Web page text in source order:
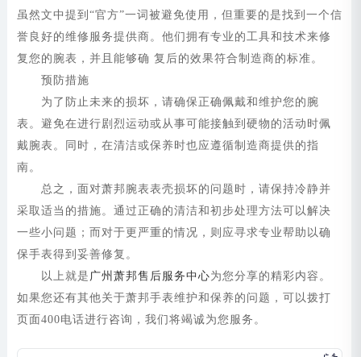
虽然文中提到“官方”一词被避免使用，但重要的是找到一个信
誉良好的维修服务提供商。他们拥有专业的工具和技术来修
复您的腕表，并且能够确 复后的效果符合制造商的标准。
预防措施
为了防止未来的损坏，请确保正确佩戴和维护您的腕
表。避免在进行剧烈运动或从事可能接触到硬物的活动时佩
戴腕表。同时，在清洁或保养时也应遵循制造商提供的指
南。
总之，面对萧邦腕表表壳损坏的问题时，请保持冷静并
采取适当的措施。通过正确的清洁和初步处理方法可以解决
一些小问题；而对于更严重的情况，则应寻求专业帮助以确
保手表得到妥善修复。
以上就是 广州萧邦售后服务中心为您分享的精彩内容。
如果您还有其他关于萧邦手表维护和保养的问题，可以拨打
页面400电话进行咨询，我们将竭诚为您服务。